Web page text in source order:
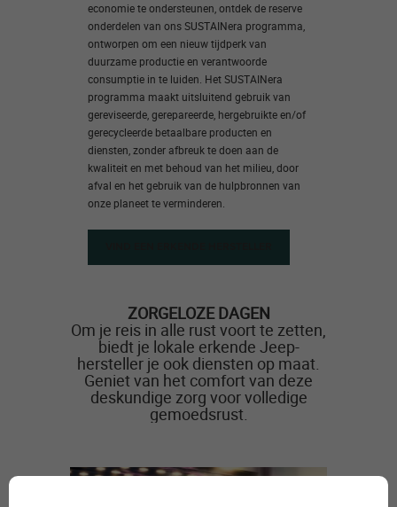
economie te ondersteunen, ontdek de reserve
onderdelen van ons SUSTAINera programma,
ontworpen om een nieuw tijdperk van
duurzame productie en verantwoorde
consumptie in te luiden. Het SUSTAINera
programma maakt uitsluitend gebruik van
gereviseerde, gerepareerde, hergebruikte en/of
gerecycleerde betaalbare producten en
diensten, zonder afbreuk te doen aan de
kwaliteit en met behoud van het milieu, door
afval en het gebruik van de hulpbronnen van
onze planeet te verminderen.
ZORGELOZE DAGEN
Om je reis in alle rust voort te zetten,
biedt je lokale erkende Jeep-
hersteller je ook diensten op maat.
Geniet van het comfort van deze
deskundige zorg voor volledige
gemoedsrust.